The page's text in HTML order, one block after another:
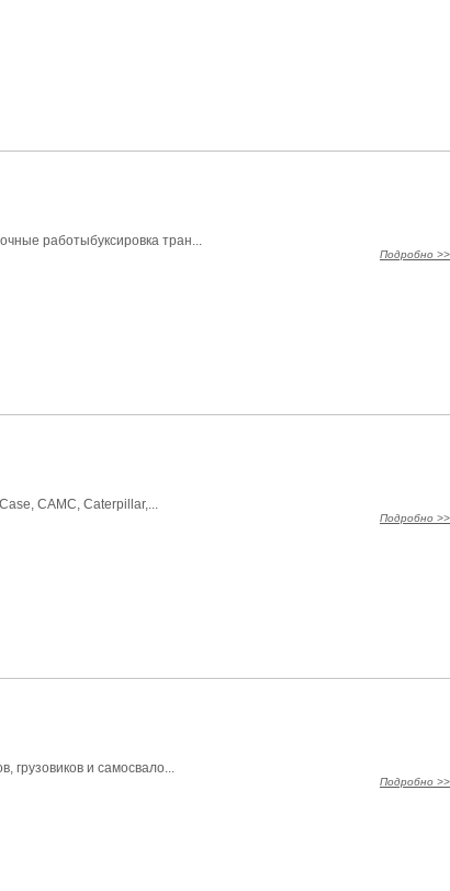
работыбуксировка тран...
Подробно >>
CAMC, Caterpillar,...
Подробно >>
грузовиков и самосвало...
Подробно >>